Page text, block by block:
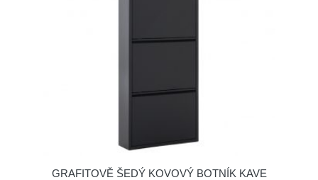
GRAFITOVĚ ŠEDÝ KOVOVÝ BOTNÍK KAVE